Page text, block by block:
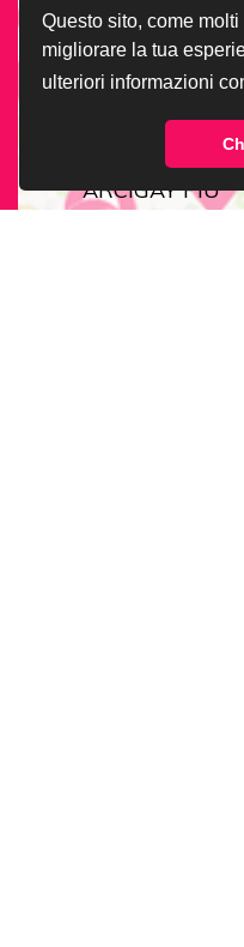
Questo sito, come
migliorare la tua
ulteriori informazioni
CERCA LA SEDE
ARCIGAY PIÙ